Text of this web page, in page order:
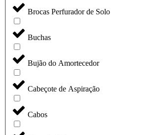
Brocas Perfurador de Solo
Buchas
Bujão do Amortecedor
Cabeçote de Aspiração
Cabos